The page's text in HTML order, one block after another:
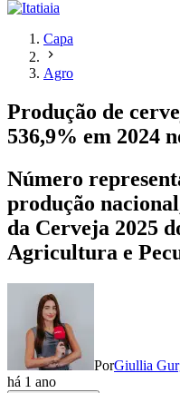
Capa
Agro
Produção de
536,9% em 2024
Número
produção
da Cerveja 2025
Agricultura e
PorGiullia
há 1 ano